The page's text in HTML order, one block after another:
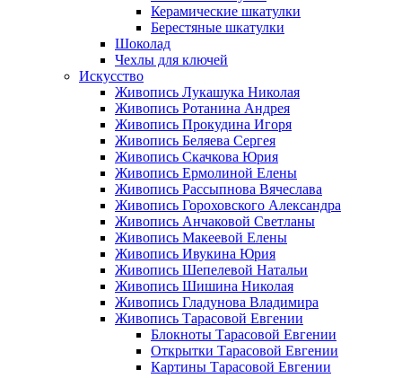
Керамические шкатулки
Берестяные шкатулки
Шоколад
Чехлы для ключей
Искусство
Живопись Лукашука Николая
Живопись Ротанина Андрея
Живопись Прокудина Игоря
Живопись Беляева Сергея
Живопись Скачкова Юрия
Живопись Ермолиной Елены
Живопись Рассыпнова Вячеслава
Живопись Гороховского Александра
Живопись Анчаковой Светланы
Живопись Макеевой Елены
Живопись Ивукина Юрия
Живопись Шепелевой Натальи
Живопись Шишина Николая
Живопись Гладунова Владимира
Живопись Тарасовой Евгении
Блокноты Тарасовой Евгении
Открытки Тарасовой Евгении
Картины Тарасовой Евгении